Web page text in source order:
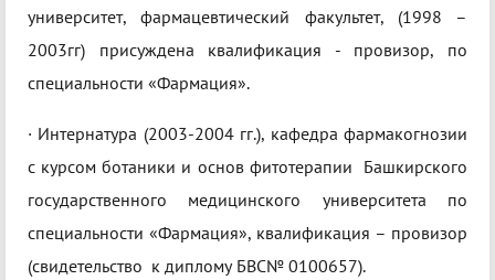
университет, фармацевтический факультет, (1998 –
2003гг) присуждена квалификация - провизор, по
специальности «Фармация».
·​ Интернатура (2003-2004 гг.), кафедра фармакогнозии
с курсом ботаники и основ фитотерапии Башкирского
государственного медицинского университета по
специальности «Фармация», квалификация – провизор
(свидетельство к диплому БВС№ 0100657).